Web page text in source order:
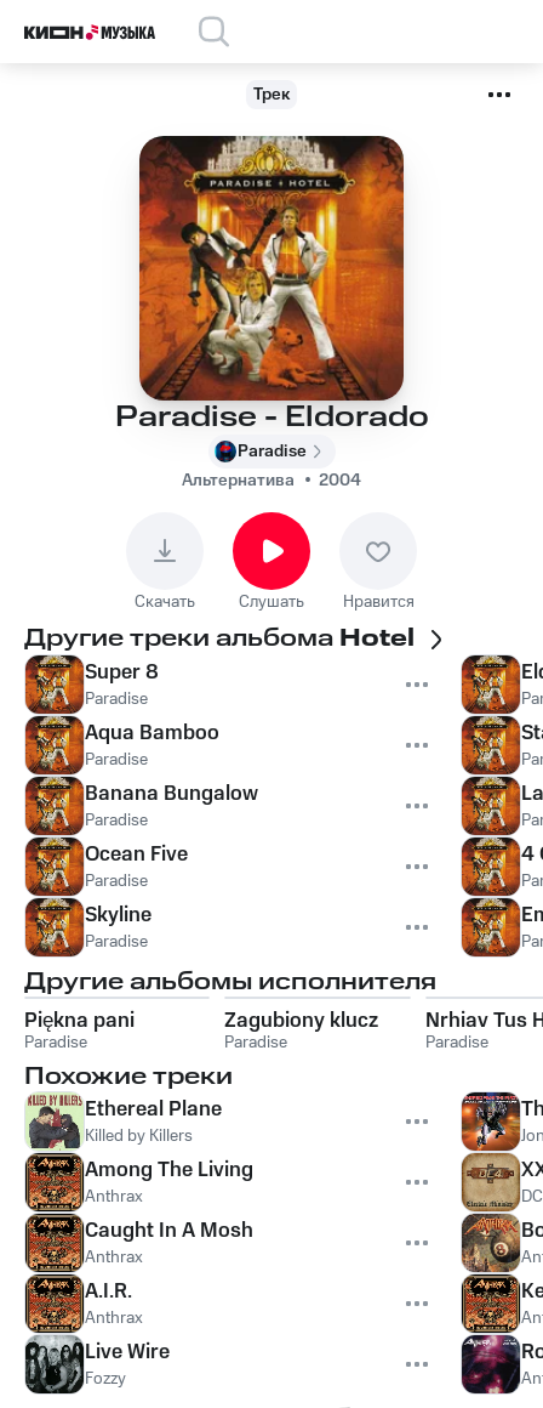
Трек
Paradise - Eldorado
Paradise
Альтернатива
2004
Скачать Слушать Нравится
Другие треки альбома Hotel
Super 8
Paradise
Aqua Bamboo
Paradise
Banana Bungalow
Paradise
Ocean Five
Paradise
Skyline
Paradise
4
Другие альбомы исполнителя
Piękna pani
Paradise
Zagubiony klucz
Paradise
Nrhiav Tus
Paradise
Похожие треки
Ethereal Plane
Killed by Killers
Among The Living
Anthrax
Caught In A Mosh
Anthrax
A.I.R.
Anthrax
Live Wire
Fozzy